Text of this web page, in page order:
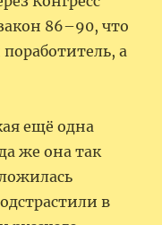
86–90, что
а
ещё одна
же она так
в